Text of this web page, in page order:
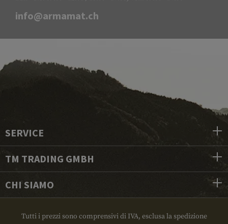
info@armamat.ch
SERVICE
TM TRADING GMBH
CHI SIAMO
Tutti i prezzi sono comprensivi di IVA, esclusa la spedizione